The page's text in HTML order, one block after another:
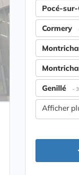
Pocé-sur-
Cormery
Genillé -
Afficher